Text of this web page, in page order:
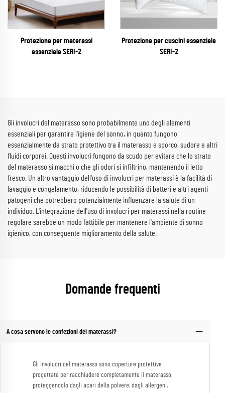
Protezione per materassi
essenziale SERI-2
Protezione per cuscini essenziale
SERI-2
Gli involucri del materasso sono probabilmente uno degli elementi
essenziali per garantire l'igiene del sonno, in quanto fungono
essenzialmente da strato protettivo tra il materasso e sporco, sudore e altri
fluidi corporei. Questi involucri fungono da scudo per evitare che lo strato
del materasso si macchi o che gli odori si infiltrino, mantenendo il letto
fresco. Un altro vantaggio dell'uso di involucri per materassi è la facilità di
lavaggio e congelamento, riducendo le possibilità di batteri e altri agenti
patogeni che potrebbero potenzialmente influenzare la salute di un
individuo. L'integrazione dell'uso di involucri per materassi nella routine
regolare sarebbe un modo fattibile per mantenere l'ambiente di sonno
igienico, con conseguente miglioramento della salute.
Domande frequenti
A cosa servono le confezioni dei materassi?
Gli involucri del materasso sono coperture protettive
progettate per racchiudere completamente il materasso,
proteggendolo dagli acari della polvere, dagli allergeni,